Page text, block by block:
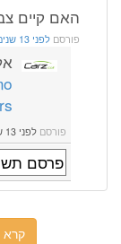
האם קיים
פורסם לפני 13 שנים, 4 חודשים
פורסם לפני 13 שנים, 4 חודשים
קרא עוד 61 שאלות